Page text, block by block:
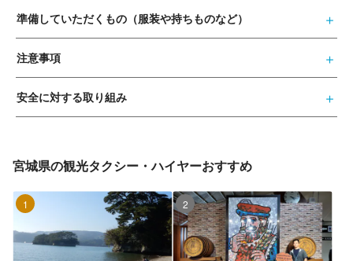
準備していただくもの（服装や持ちものなど）
注意事項
安全に対する取り組み
宮城県の観光タクシー・ハイヤーおすすめ
2位